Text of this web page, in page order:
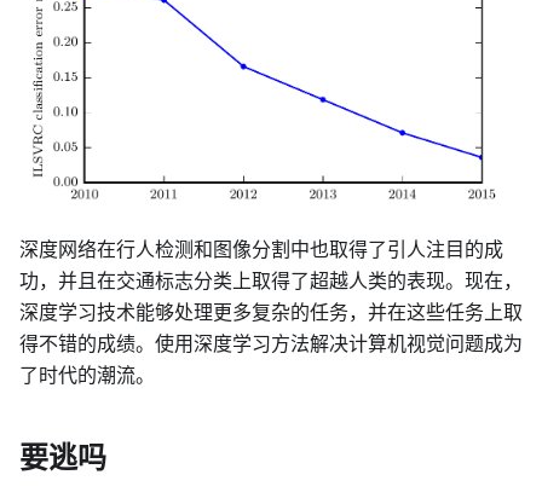
深度网络在行人检测和图像分割中也取得了引人注目的成
功，并且在交通标志分类上取得了超越人类的表现。现在，
深度学习技术能够处理更多复杂的任务，并在这些任务上取
得不错的成绩。使用深度学习方法解决计算机视觉问题成为
了时代的潮流。
要逃吗